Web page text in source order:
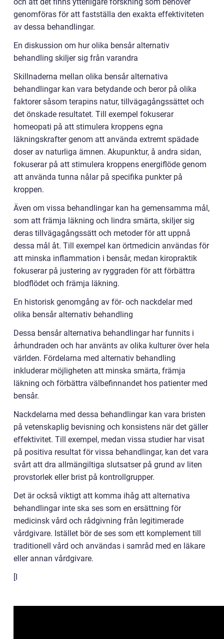
och att det finns ytterligare forskning som behöver
genomföras för att fastställa den exakta effektiviteten
av dessa behandlingar.
En diskussion om hur olika bensår alternativ
behandling skiljer sig från varandra
Skillnaderna mellan olika bensår alternativa
behandlingar kan vara betydande och beror på olika
faktorer såsom terapins natur, tillvägagångssättet och
det önskade resultatet. Till exempel fokuserar
homeopati på att stimulera kroppens egna
läkningskrafter genom att använda extremt spädade
doser av naturliga ämnen. Akupunktur, å andra sidan,
fokuserar på att stimulera kroppens energiflöde genom
att använda tunna nålar på specifika punkter på
kroppen.
Även om vissa behandlingar kan ha gemensamma mål,
som att främja läkning och lindra smärta, skiljer sig
deras tillvägagångssätt och metoder för att uppnå
dessa mål åt. Till exempel kan örtmedicin användas för
att minska inflammation i bensår, medan kiropraktik
fokuserar på justering av ryggraden för att förbättra
blodflödet och främja läkning.
En historisk genomgång av för- och nackdelar med
olika bensår alternativ behandling
Dessa bensår alternativa behandlingar har funnits i
århundraden och har använts av olika kulturer över hela
världen. Fördelarna med alternativ behandling
inkluderar möjligheten att minska smärta, främja
läkning och förbättra välbefinnandet hos patienter med
bensår.
Nackdelarna med dessa behandlingar kan vara bristen
på vetenskaplig bevisning och konsistens när det gäller
effektivitet. Till exempel, medan vissa studier har visat
på positiva resultat för vissa behandlingar, kan det vara
svårt att dra allmängiltiga slutsatser på grund av liten
provstorlek eller brist på kontrollgrupper.
Det är också viktigt att komma ihåg att alternativa
behandlingar inte ska ses som en ersättning för
medicinsk vård och rådgivning från legitimerade
vårdgivare. Istället bör de ses som ett komplement till
traditionell vård och användas i samråd med en läkare
eller annan vårdgivare.
[I